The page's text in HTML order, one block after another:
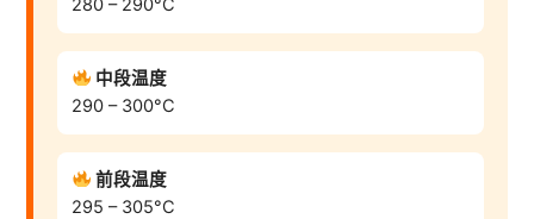
280 – 290°C
中段温度
290 – 300°C
前段温度
295 – 305°C